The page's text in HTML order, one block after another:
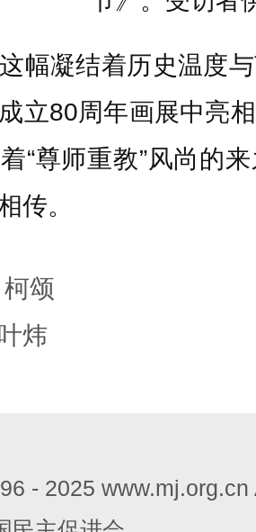
凝结着历史温度与
立80周年画展中亮
“尊师重教”风尚的
传。
颂
炜
- 2025